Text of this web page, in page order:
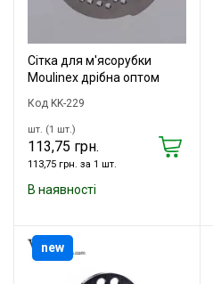
Сітка для м'ясорубки
Moulinex дрібна оптом
Код KK-229
шт. (1 шт.)
113,75 грн.
113,75 грн. за 1 шт.
В наявності
new